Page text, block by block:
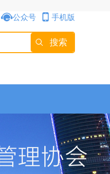
手机版
公众号
搜索